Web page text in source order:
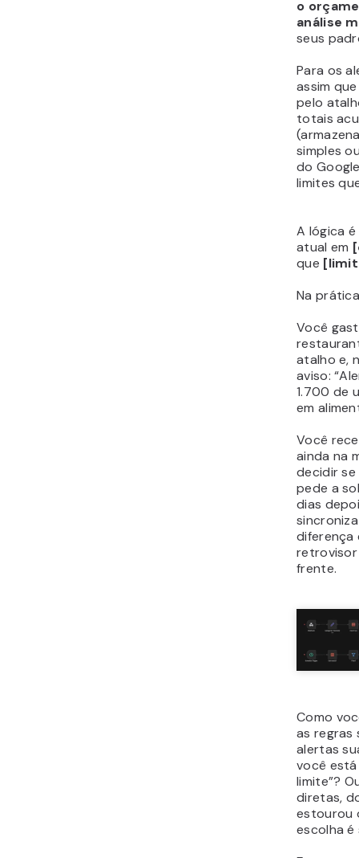
o
análise
seus
Para os
assim
pelo
totais
simples
do
limites
A lógica
atual em
que
Na
Você
atalho e,
aviso:
1.700 de
em
Você
ainda na
decidir
pede a
dias
diferença
retrovisor
frente.
Como
as regras
alertas
você
limite”?
diretas,
estourou
escolha é